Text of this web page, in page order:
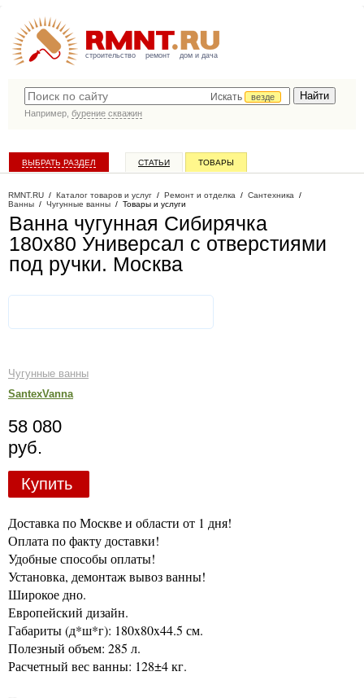
строительство ремонт дом и дача
Искать
везде
Например, бурение скважин
ВЫБРАТЬ РАЗДЕЛ СТАТЬИ ТОВАРЫ
RMNT.RU / Каталог товаров и услуг / Ремонт и отделка / Сантехника /
Ванны / Чугунные ванны / Товары и услуги
Ванна чугунная Сибирячка
180x80 Универсал с отверстиями
под ручки. Москва
Чугунные ванны
SantexVanna
58 080
руб.
Купить
Доставка по Москве и области от 1 дня!
Оплата по факту доставки!
Удобные способы оплаты!
Установка, демонтаж вывоз ванны!
Широкое дно.
Европейский дизайн.
Габариты (д*ш*г): 180x80x44.5 см.
Полезный объем: 285 л.
Расчетный вес ванны: 128±4 кг.